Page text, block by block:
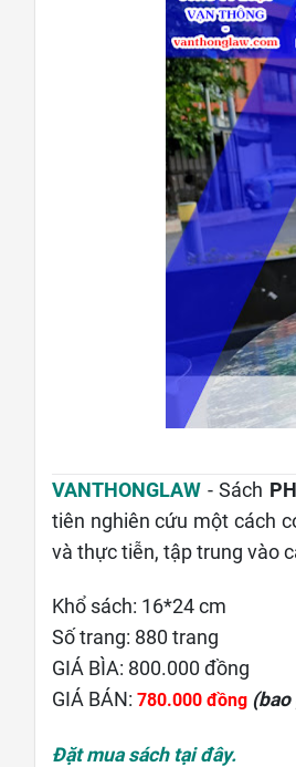
VANTHONGLAW - Sách
tiên nghiên cứu một cách
và thực tiễn, tập trung vào
Khổ sách: 16*24 cm
Số trang: 880 trang
GIÁ BÌA: 800.000 đồng
GIÁ BÁN: 780.000 đồng (bao
Đặt mua sách tại đây.